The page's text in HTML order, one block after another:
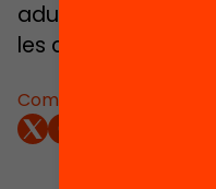
Comparteix:
adulta posant en
les competències